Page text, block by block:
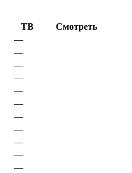
ТВ
Смот­реть
—
—
—
—
—
—
—
—
—
—
—